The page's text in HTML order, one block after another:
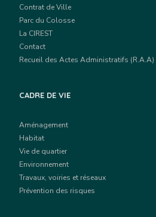
Contrat de Ville
Parc du Colosse
La CIREST
Contact
Recueil des Actes Administratifs (R.A.A)
CADRE DE VIE
Aménagement
Habitat
Vie de quartier
Environnement
Travaux, voiries et réseaux
Prévention des risques